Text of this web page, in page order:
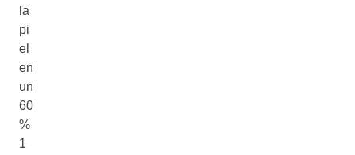
la
pi
el
en
un
60
%
1